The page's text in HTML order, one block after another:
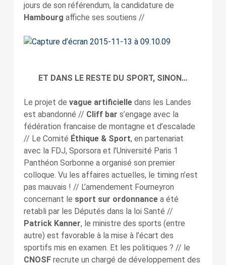
jours de son référendum, la candidature de
Hambourg affiche ses soutiens //
ET DANS LE RESTE DU SPORT, SINON…
Le projet de vague artificielledans les Landes
est abandonné // Cliff bar s’engage avec la
fédération francaise de montagne et d’escalade
// Le Comité Éthique & Sport, en partenariat
avec la FDJ, Sporsora et l’Université Paris 1
Panthéon Sorbonne a organisé son premier
colloque. Vu les affaires actuelles, le timing n’est
pas mauvais ! // L’amendement Fourneyron
concernant le sport sur ordonnancea été
retabli par les Députés dans la loi Santé //
Patrick Kanner, le ministre des sports (entre
autre) est favorable à la mise à l’écart des
sportifs mis en examen. Et les politiques ? // le
CNOSFrecrute un chargé de développement des